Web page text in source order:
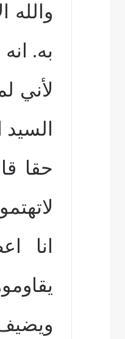
والله
به.
لأني
السيد
حقا
انا